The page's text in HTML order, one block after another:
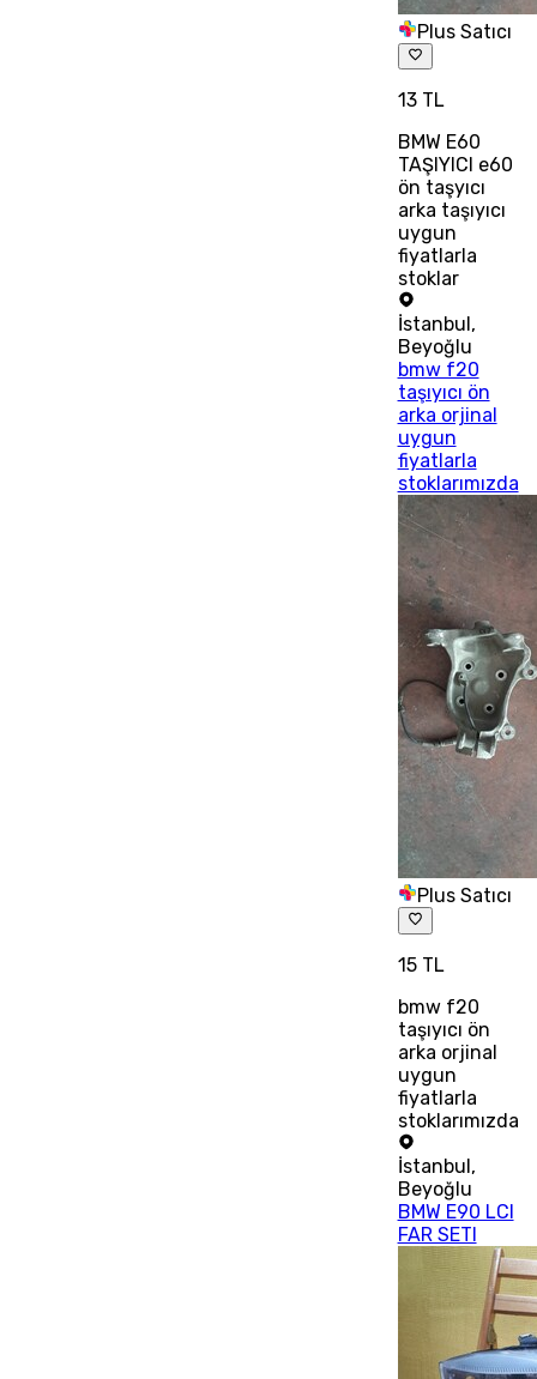
Plus Satıcı
13 TL
BMW E60
TAŞIYICI e60
ön taşyıcı
arka taşıyıcı
uygun
fiyatlarla
stoklar
İstanbul ,
Beyoğlu
bmw f20
taşıyıcı ön
arka orjinal
uygun
fiyatlarla
stoklarımızda
Plus Satıcı
15 TL
bmw f20
taşıyıcı ön
arka orjinal
uygun
fiyatlarla
stoklarımızda
İstanbul,
Beyoğlu
BMW E90 LCI
FAR SETI